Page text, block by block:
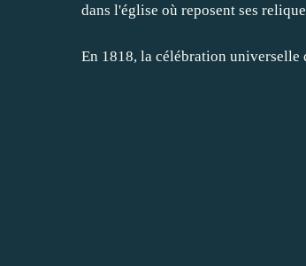
dans l'église où reposent ses
En 1818, la célébration universelle